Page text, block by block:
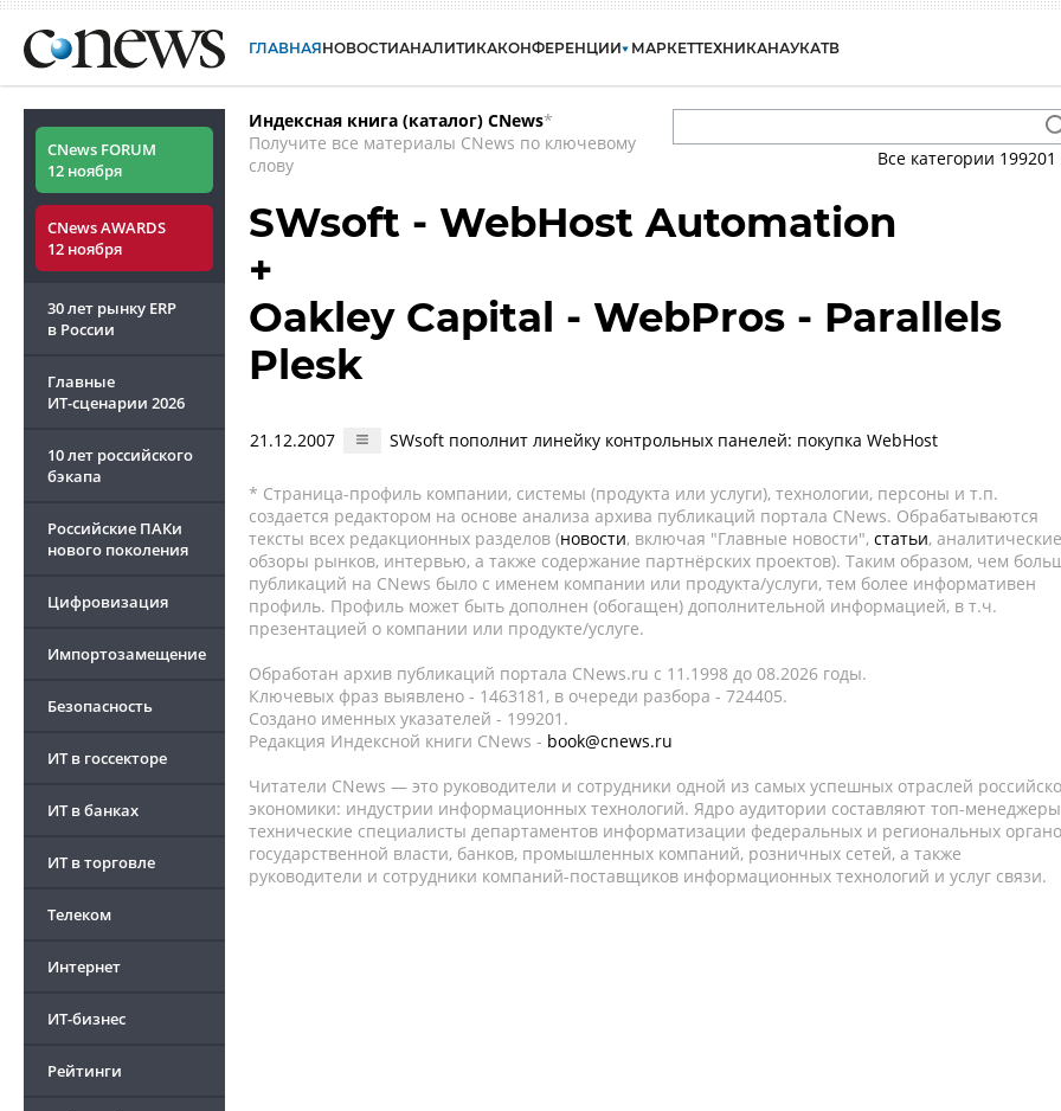
ГЛАВНАЯНОВОСТИАНАЛИТИКАКОНФЕРЕНЦИИ МАРКЕТТЕХНИКАНАУКАТВ
CNews FORUM
12 ноября
CNews AWARDS
12 ноября
30 лет рынку ERP
в России
Главные
ИТ-сценарии 2026
10 лет российского
бэкапа
Российские ПАКи
нового поколения
Цифровизация
Импортозамещение
Безопасность
ИТ в госсекторе
ИТ в банках
ИТ в торговле
Телеком
Интернет
ИТ-бизнес
Рейтинги
Индексная книга (каталог) CNews*
Получите все материалы CNews по ключевому
слову
Все категории 199201
SWsoft - WebHost Automation
+
Oakley Capital - WebPros - Parallels
Plesk
21.12.2007 SWsoft пополнит линейку контрольных панелей: покупка WebHost
* Страница-профиль компании, системы (продукта или услуги), технологии, персоны и т.п.
создается редактором на основе анализа архива публикаций портала CNews. Обрабатываются
тексты всех редакционных разделов (новости, включая "Главные новости", статьи, аналитические
обзоры рынков, интервью, а также содержание партнёрских проектов). Таким образом, чем
публикаций на CNews было с именем компании или продукта/услуги, тем более информативен
профиль. Профиль может быть дополнен (обогащен) дополнительной информацией, в т.ч.
презентацией о компании или продукте/услуге.
Обработан архив публикаций портала CNews.ru c 11.1998 до 08.2026 годы.
Ключевых фраз выявлено - 1463181, в очереди разбора - 724405.
Создано именных указателей - 199201.
Редакция Индексной книги CNews - book@cnews.ru
Читатели CNews — это руководители и сотрудники одной из самых успешных отраслей
экономики: индустрии информационных технологий. Ядро аудитории составляют топ-
технические специалисты департаментов информатизации федеральных и региональных
государственной власти, банков, промышленных компаний, розничных сетей, а также
руководители и сотрудники компаний-поставщиков информационных технологий и услуг связи.